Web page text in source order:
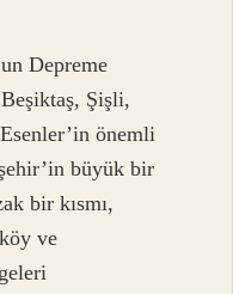
Depreme
Şişli,
önemli
büyük bir
bir kısmı,
ve